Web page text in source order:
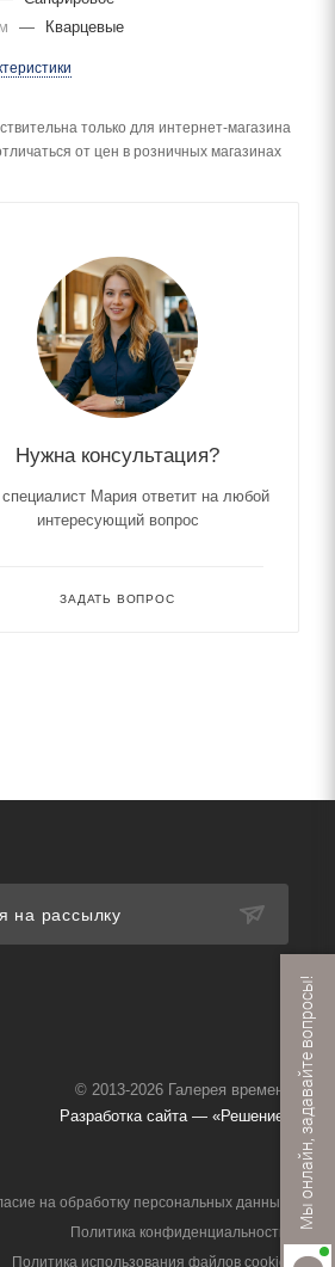
— Кварцевые
только для интернет-магазина
от цен в розничных магазинах
Нужна консультация?
Мария ответит на любой
интересующий вопрос
ЗАДАТЬ ВОПРОС
на рассылку
© 2013-2026 Галерея времени
Разработка сайта — «Решение»
на обработку персональных данных
Политика конфиденциальности
Политика использования файлов cookie
Мы онлайн, задавайте вопросы!